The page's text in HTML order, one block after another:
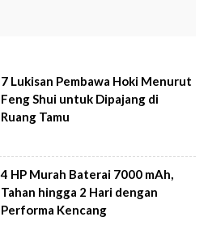
7 Lukisan Pembawa Hoki Menurut
Feng Shui untuk Dipajang di
Ruang Tamu
4 HP Murah Baterai 7000 mAh,
Tahan hingga 2 Hari dengan
Performa Kencang